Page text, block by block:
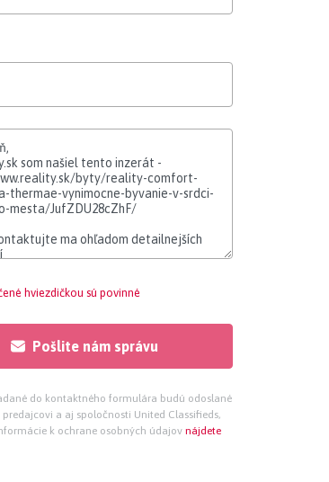
hviezdičkou sú povinné
Pošlite nám správu
do kontaktného formulára budú odoslané
a aj spoločnosti United Classifieds,
k ochrane osobných údajov nájdete